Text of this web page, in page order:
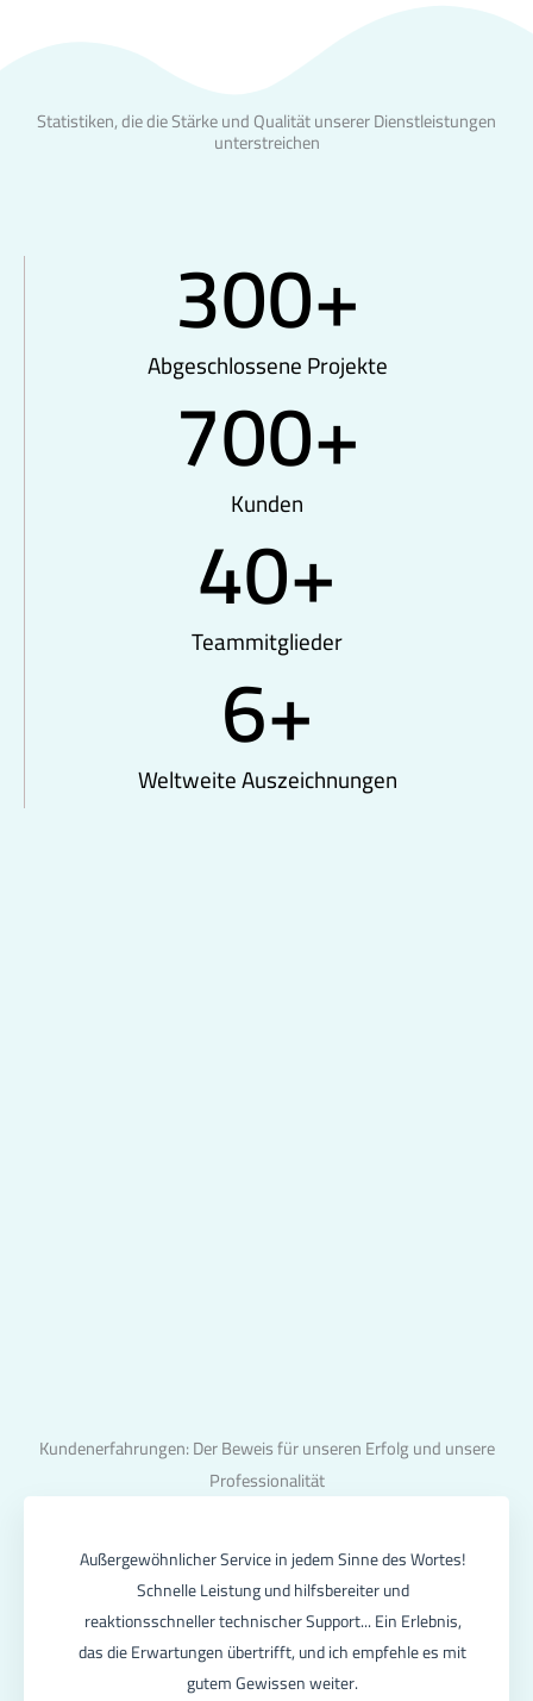
Statistiken, die die Stärke und Qualität unserer Dienstleistungen
unterstreichen
Abgeschlossene Projekte
300+
Kunden
700+
Teammitglieder
40+
Weltweite Auszeichnungen
6+
Kundenerfahrungen: Der Beweis für unseren Erfolg und unsere
Professionalität
Außergewöhnlicher Service in jedem Sinne des Wortes!
Schnelle Leistung und hilfsbereiter und
reaktionsschneller technischer Support... Ein Erlebnis,
das die Erwartungen übertrifft, und ich empfehle es mit
gutem Gewissen weiter.